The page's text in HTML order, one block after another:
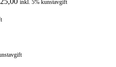
inkl. 5% kunstavgift